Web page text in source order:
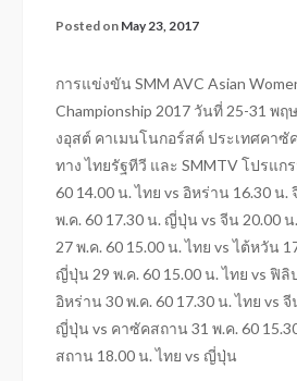
Posted on May 23, 2017
การแข่งขัน SMM AVC Asian
Championship 2017 วันที่ 25-31 พ
งอุสต์ คาเมนโนกอร์สค์ ประเทศคา
ทาง ไทยรัฐทีวี และ SMMTV โปรแก
60 14.00 น. ไทย vs อิหร่าน 16.30 น.
พ.ค. 60 17.30 น. ญี่ปุ่น vs จีน 20.00
27 พ.ค. 60 15.00 น. ไทย vs ไต้หวัน
ญี่ปุ่น 29 พ.ค. 60 15.00 น. ไทย vs ฟิ
อิหร่าน 30 พ.ค. 60 17.30 น. ไทย vs จี
ญี่ปุ่น vs คาซัคสถาน 31 พ.ค. 60
สถาน 18.00 น. ไทย vs ญี่ปุ่น